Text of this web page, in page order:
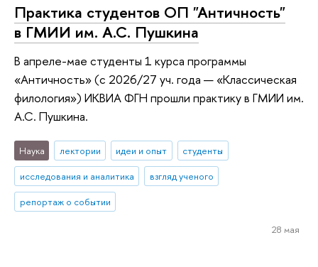
Практика студентов ОП "Античность"
в ГМИИ им. А.С. Пушкина
В апреле-мае студенты 1 курса программы
«Античность» (с 2026/27 уч. года — «Классическая
филология») ИКВИА ФГН прошли практику в ГМИИ им.
А.С. Пушкина.
Наука лектории идеи и опыт
студенты
исследования и аналитика
взгляд ученого
репортаж о событии
28 мая